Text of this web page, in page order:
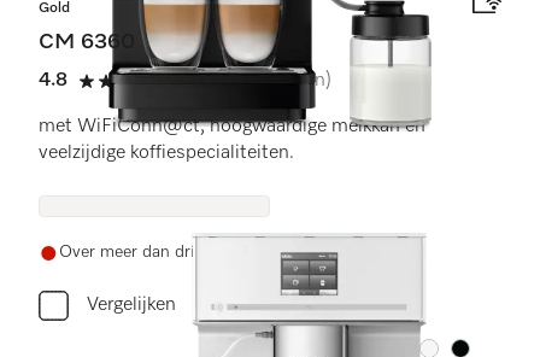
Gold
CM 6360
4.8
4.8 sterren op 5
(6 beoordelingen)
met WiFiConn@ct, hoogwaardige melkkan en
veelzijdige koffiespecialiteiten.
Over meer dan drie weken weer op voorraad
Vergelijken